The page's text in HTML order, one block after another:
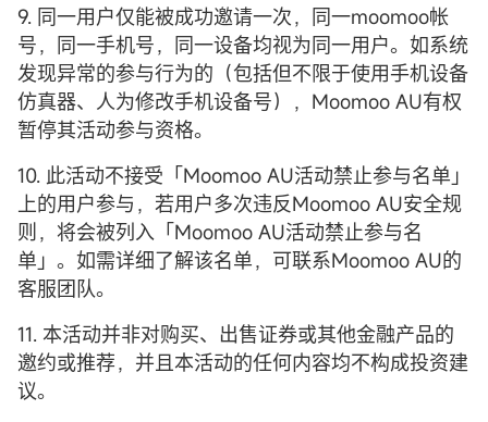
9. 同一用户仅能被成功邀请一次，同一moomoo帐
号，同一手机号，同一设备均视为同一用户。如系统
发现异常的参与行为的（包括但不限于使用手机设备
仿真器、人为修改手机设备号），Moomoo AU有权
暂停其活动参与资格。
10. 此活动不接受「Moomoo AU活动禁止参与名单」
上的用户参与，若用户多次违反Moomoo AU安全规
则，将会被列入「Moomoo AU活动禁止参与名
单」。如需详细了解该名单，可联系Moomoo AU的
客服团队。
11. 本活动并非对购买、出售证券或其他金融产品的
邀约或推荐，并且本活动的任何内容均不构成投资建
议。